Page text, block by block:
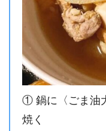
① 鍋に〈ごま油
焼く